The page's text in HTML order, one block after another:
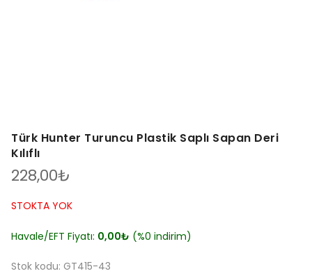
Türk Hunter Turuncu Plastik Saplı Sapan Deri
Kılıflı
228,00₺
STOKTA YOK
Havale/EFT Fiyatı: 0,00₺ (%0 indirim)
Stok kodu: GT415-43